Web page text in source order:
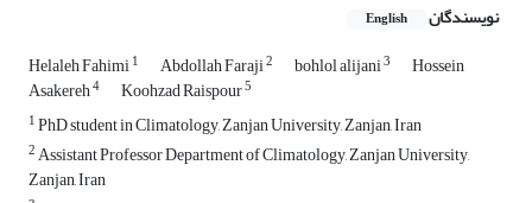
نویسندگان English
Helaleh Fahimi1 Abdollah Faraji2 bohlol alijani3 Hossein
Asakereh4 Koohzad Raispour5
1PhD student in Climatology, Zanjan University, Zanjan, Iran
2Assistant Professor Department of Climatology, Zanjan University,
Zanjan, Iran